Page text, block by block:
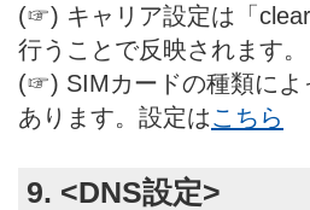
(☞) キャリア設定は「
行うことで反映されます。
(☞) SIMカードの種類によ
あります。設定はこちら
9. <DNS設定>